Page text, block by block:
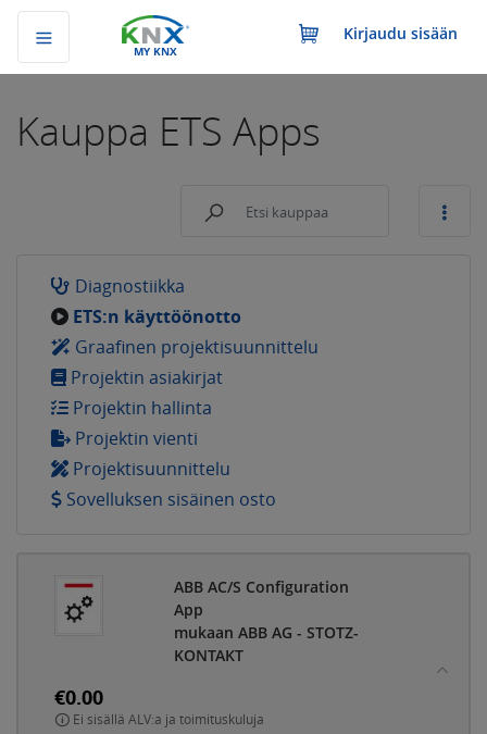
MY KNX
Kirjaudu sisään
Kauppa ETS Apps
Diagnostiikka
ETS:n käyttöönotto
Graafinen projektisuunnittelu
Projektin asiakirjat
Projektin hallinta
Projektin vienti
Projektisuunnittelu
Sovelluksen sisäinen osto
ABB AC/S Configuration
App
mukaan ABB AG - STOTZ-
KONTAKT
€0.00
Ei sisällä ALV:a ja toimituskuluja